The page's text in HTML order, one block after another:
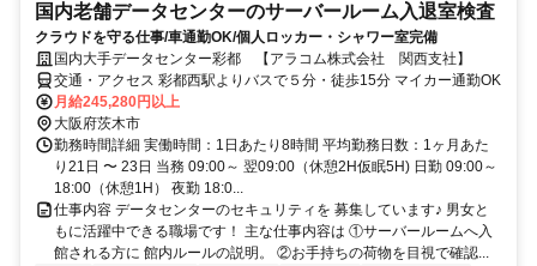
国内老舗データセンターのサーバールーム入退室検査
クラウドを守る仕事/車通勤OK/個人ロッカー・シャワー室完備
国内大手データセンター彩都 【アラコム株式会社 関西支社】
交通・アクセス 彩都西駅よりバスで５分・徒歩15分 マイカー通勤OK
月給245,280円以上
大阪府茨木市
勤務時間詳細 実働時間：1日あたり8時間 平均勤務日数：1ヶ月あた
り21日 〜 23日 当務 09:00～ 翌09:00（休憩2H仮眠5H) 日勤 09:00～
18:00（休憩1H） 夜勤 18:0...
仕事内容 データセンターのセキュリティを 募集しています♪ 男女と
もに活躍中できる職場です！ 主な仕事内容は ①サーバールームへ入
館される方に 館内ルールの説明。 ②お手持ちの荷物を目視で確認...